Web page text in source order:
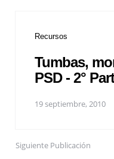
Recursos
Tumbas,
PSD - 2°
19 septiembre, 2010
Siguiente Publicación